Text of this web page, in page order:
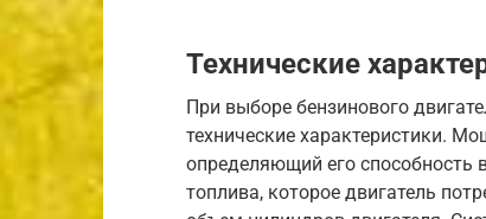
Технические
При выборе бензинового
технические характеристики.
определяющий его способность
топлива, которое двигатель